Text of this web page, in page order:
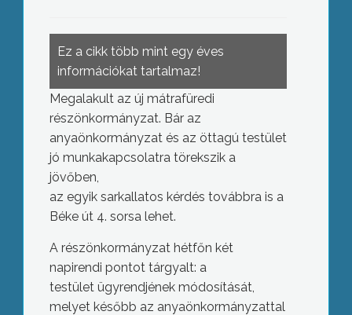
Ez a cikk több mint egy éves
információkat tartalmaz!
Megalakult az új mátrafüredi
részönkormányzat. Bár az
anyaönkormányzat és az öttagú testület
jó munkakapcsolatra törekszik a
jövőben,
az egyik sarkallatos kérdés továbbra is a
Béke út 4. sorsa lehet.
A részönkormányzat hétfőn két
napirendi pontot tárgyalt: a
testület ügyrendjének módosítását,
melyet később az anyaönkormányzattal